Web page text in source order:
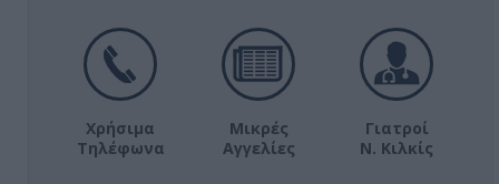
Χρήσιμα
Τηλέφωνα
Μικρές
Αγγελίες
Γιατροί
Ν. Κιλκίς